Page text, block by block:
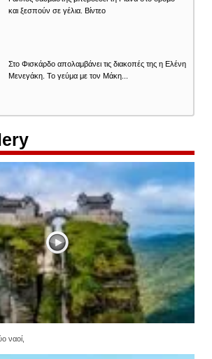
και ξεσπούν σε γέλια. Βίντεο
Στο Φισκάρδο απολαμβάνει τις διακοπές της η Ελένη
Μενεγάκη. Το γεύμα με τον Μάκη...
ναοί,